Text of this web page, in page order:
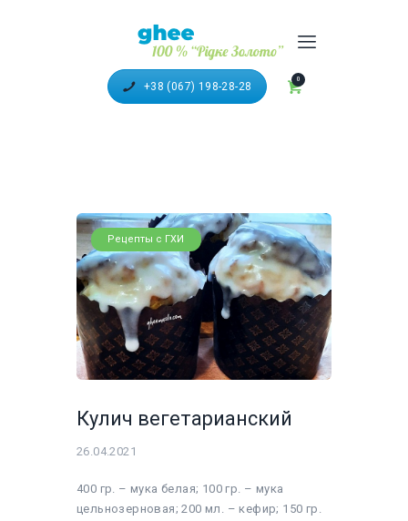
+38 (067) 198-28-28
0
100% ТОПЛЕНОЕ МАСЛО
"ГХИ"
ДОСТАВКА ТА ОПЛАТА
ПАРТНЕРИ
ВІДЕО
Рецепты с ГХИ
Кулич вегетарианский
26.04.2021
400 гр. – мука белая; 100 гр. – мука
цельнозерновая; 200 мл. – кефир; 150 гр.